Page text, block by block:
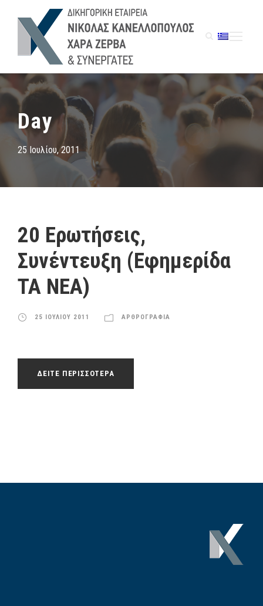
Day
25 Ιουλίου, 2011
20 Ερωτήσεις,
Συνέντευξη (Εφημερίδα
ΤΑ ΝΕΑ)
25 ΙΟΥΛΙΟΥ 2011 ΑΡΘΡΟΓΡΑΦΙΑ
ΔΕΙΤΕ ΠΕΡΙΣΣΟΤΕΡΑ